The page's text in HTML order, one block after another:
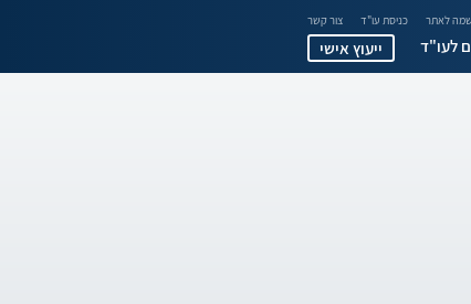
לאתר כניסת עו"ד צור קשר
לעו"ד ייעוץ אישי